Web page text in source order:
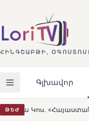
ՀԻՆԳՇԱԲԹԻ,
Գլխավոր
ԹԵԺ
ԵՄ-ն երբեք այսքան